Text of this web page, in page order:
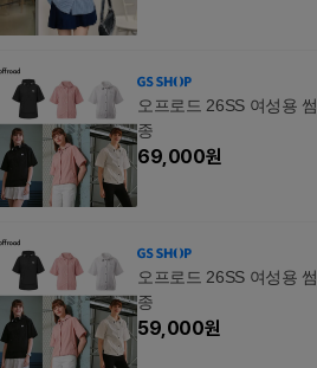
오프로드 26SS 여성용
종
69,000원
오프로드 26SS 여성용
종
59,000원